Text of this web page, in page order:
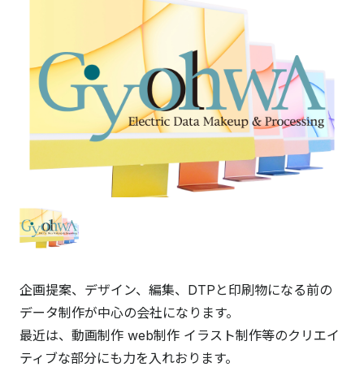
企画提案、デザイン、編集、DTPと印刷物になる前の
データ制作が中心の会社になります。
最近は、動画制作 web制作 イラスト制作等のクリエイ
ティブな部分にも力を入れおります。